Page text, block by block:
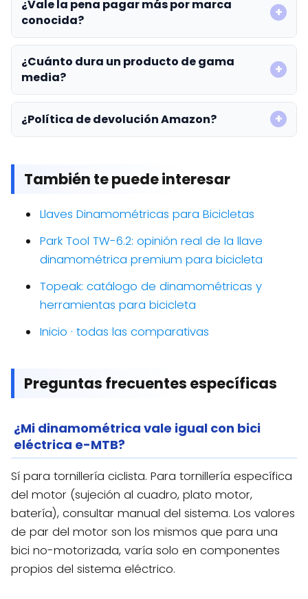
¿Vale la pena pagar más por marca
conocida?
¿Cuánto dura un producto de gama
media?
¿Política de devolución Amazon?
También te puede interesar
Llaves Dinamométricas para Bicicletas
Park Tool TW-6.2: opinión real de la llave
dinamométrica premium para bicicleta
Topeak: catálogo de dinamométricas y
herramientas para bicicleta
Inicio · todas las comparativas
Preguntas frecuentes específicas
¿Mi dinamométrica vale igual con bici
eléctrica e-MTB?
Sí para tornillería ciclista. Para tornillería específica
del motor (sujeción al cuadro, plato motor,
batería), consultar manual del sistema. Los valores
de par del motor son los mismos que para una
bici no-motorizada, varía solo en componentes
propios del sistema eléctrico.